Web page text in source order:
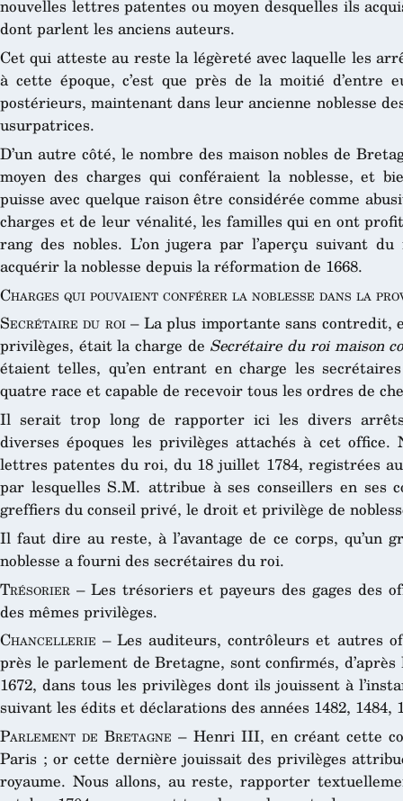
nouvelles lettres patentes ou moyen desquelles ils
dont parlent les anciens auteurs.
Cet qui atteste au reste la légèreté avec laquelle les
à cette époque, c’est que près de la moitié d’entre
postérieurs, maintenant dans leur ancienne noblesse
usurpatrices.
D’un autre côté, le nombre des maison nobles de
moyen des charges qui conféraient la noblesse, et
puisse avec quelque raison être considérée comme
charges et de leur vénalité, les familles qui en ont
rang des nobles. L’on jugera par l’aperçu suivant
acquérir la noblesse depuis la réformation de 1668.
Charges qui pouvaient conférer la noblesse dans la
Secrétaire du roi– La plus importante sans contredit,
privilèges, était la charge de Secrétaire du roi maison
étaient telles, qu’en entrant en charge les
quatre race et capable de recevoir tous les ordres de
Il serait trop long de rapporter ici les divers
diverses époques les privilèges attachés à cet office.
lettres patentes du roi, du 18 juillet 1784, registrées
par lesquelles S.M. attribue à ses conseillers en ses
greffiers du conseil privé, le droit et privilège de
Il faut dire au reste, à l’avantage de ce corps, qu’un
noblesse a fourni des secrétaires du roi.
Trésorier – Les trésoriers et payeurs des gages des
des mêmes privilèges.
Chancellerie – Les auditeurs, contrôleurs et autres
près le parlement de Bretagne, sont confirmés,
1672, dans tous les privilèges dont ils jouissent à
suivant les édits et déclarations des années 1482, 1484,
Parlement de Bretagne – Henri III, en créant cette
Paris ; or cette dernière jouissait des privilèges
royaume. Nous allons, au reste, rapporter